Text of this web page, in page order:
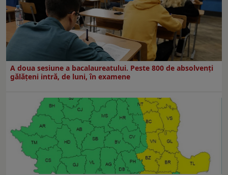
A doua sesiune a bacalaureatului. Peste 800 de absolvenţi
gălăţeni intră, de luni, în examene